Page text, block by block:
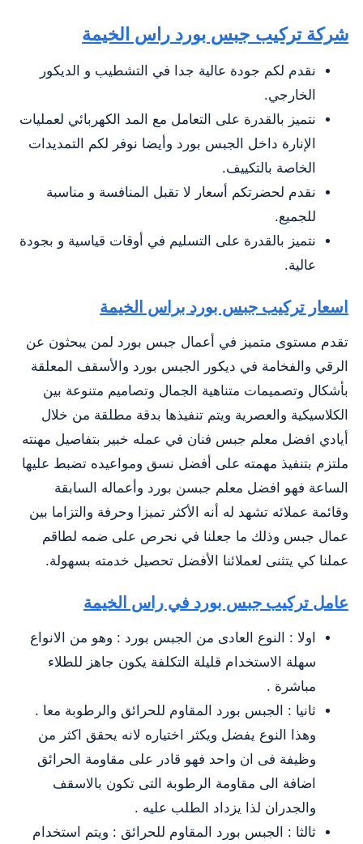
شركة تركيب جبس بورد راس الخيمة
نقدم لكم جودة عالية جدا في التشطيب و الديكور
الخارجي.
نتميز بالقدرة على التعامل مع المد الكهربائي لعمليات
الإنارة داخل الجبس بورد وأيضا نوفر لكم التمديدات
الخاصة بالتكييف.
نقدم لحضرتكم أسعار لا تقبل المنافسة و مناسبة
للجميع.
نتميز بالقدرة على التسليم في أوقات قياسية و بجودة
عالية.
اسعار تركيب جبس بورد براس الخيمة
تقدم مستوى متميز في أعمال جبس بورد لمن يبحثون عن
الرقي والفخامة في ديكور الجبس بورد والأسقف المعلقة
بأشكال وتصميمات متناهية الجمال وتصاميم متنوعة بين
الكلاسيكية والعصرية ويتم تنفيذها بدقة مطلقة من خلال
أيادي افضل معلم جبس فنان في عمله خبير بتفاصيل مهنته
ملتزم بتنفيذ مهمته على أفضل نسق ومواعيده تضبط عليها
الساعة فهو افضل معلم جبسن بورد وأعماله السابقة
وقائمة عملائه تشهد له أنه الأكثر تميزا وحرفة والتزاما بين
عمال جبس وذلك ما جعلنا في نحرص على ضمه لطاقم
عملنا كي يتثنى لعملائنا الأفضل تحصيل خدمته بسهولة.
عامل تركيب جبس بورد في راس الخيمة
اولا : النوع العادى من الجبس بورد : وهو من الانواع
سهلة الاستخدام قليلة التكلفة يكون جاهز للطلاء
مباشرة .
ثانيا : الجبس بورد المقاوم للحرائق والرطوبة معا .
وهذا النوع يفضل ويكثر اختياره لانه يحقق اكثر من
وظيفة فى ان واحد فهو قادر على مقاومة الحرائق
اضافة الى مقاومة الرطوبة التى تكون بالاسقف
والجدران لذا يزداد الطلب عليه .
ثالثا : الجبس بورد المقاوم للحرائق : ويتم استخدام